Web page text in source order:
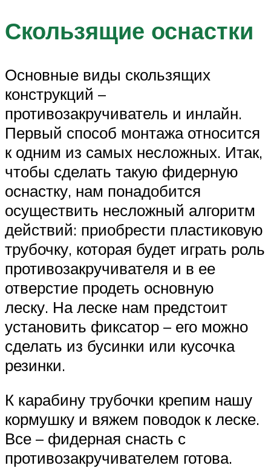
Скользящие оснастки
Основные виды скользящих
конструкций –
противозакручиватель и инлайн.
Первый способ монтажа относится
к одним из самых несложных. Итак,
чтобы сделать такую фидерную
оснастку, нам понадобится
осуществить несложный алгоритм
действий: приобрести пластиковую
трубочку, которая будет играть роль
противозакручивателя и в ее
отверстие продеть основную
леску. На леске нам предстоит
установить фиксатор – его можно
сделать из бусинки или кусочка
резинки.
К карабину трубочки крепим нашу
кормушку и вяжем поводок к леске.
Все – фидерная снасть с
противозакручивателем готова.